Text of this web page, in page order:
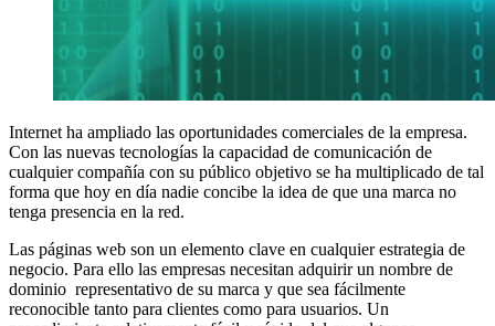
Internet ha ampliado las oportunidades comerciales de la empresa.
Con las nuevas tecnologías la capacidad de comunicación de
cualquier compañía con su público objetivo se ha multiplicado de tal
forma que hoy en día nadie concibe la idea de que una marca no
tenga presencia en la red.
Las páginas web son un elemento clave en cualquier estrategia de
negocio. Para ello las empresas necesitan adquirir un nombre de
dominio representativo de su marca y que sea fácilmente
reconocible tanto para clientes como para usuarios. Un